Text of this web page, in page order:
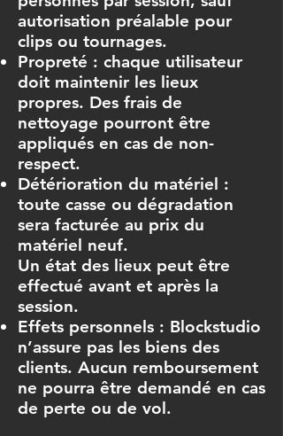
autorisation préalable pour
clips ou tournages.
Propreté : chaque utilisateur
doit maintenir les lieux
propres. Des frais de
nettoyage pourront être
appliqués en cas de non-
respect.
Détérioration du matériel :
toute casse ou dégradation
sera facturée au prix du
matériel neuf.
Un état des lieux peut être
effectué avant et après la
session.
Effets personnels : Blockstudio
n’assure pas les biens des
clients. Aucun remboursement
ne pourra être demandé en cas
de perte ou de vol.